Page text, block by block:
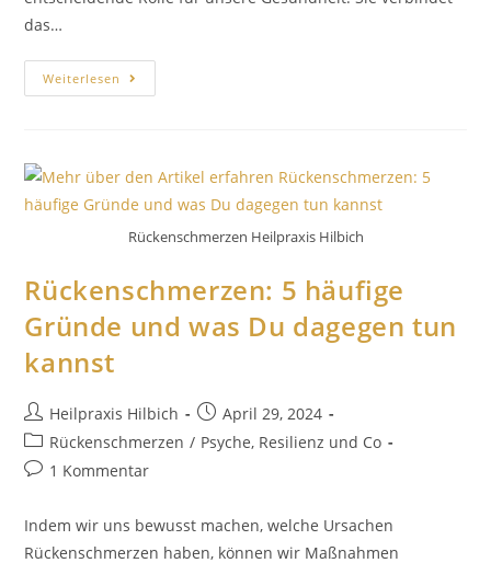
das…
Weiterlesen
Rückenschmerzen Heilpraxis Hilbich
Rückenschmerzen: 5 häufige
Gründe und was Du dagegen tun
kannst
Heilpraxis Hilbich
April 29, 2024
Rückenschmerzen / Psyche, Resilienz und Co
1 Kommentar
Indem wir uns bewusst machen, welche Ursachen
Rückenschmerzen haben, können wir Maßnahmen